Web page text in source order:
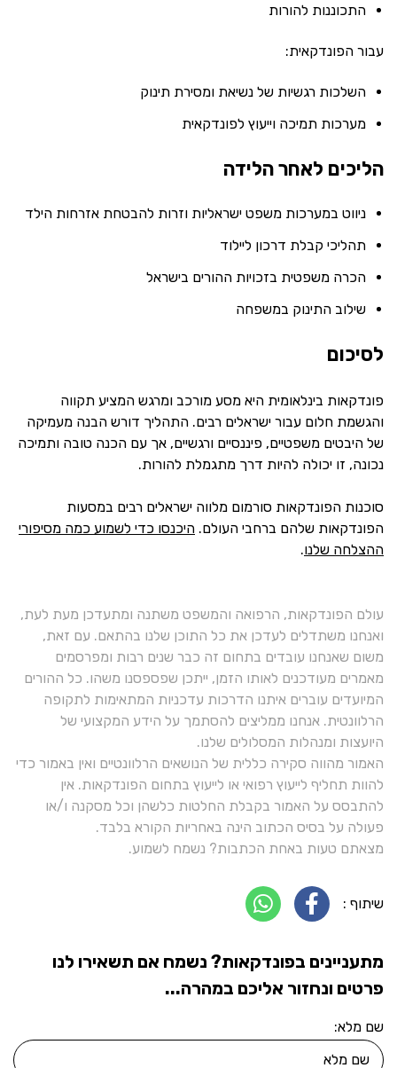
התכוננות להורות
עבור הפונדקאית:
השלכות רגשיות של נשיאת ומסירת תינוק
מערכות תמיכה וייעוץ לפונדקאית
הליכים לאחר הלידה
ניווט במערכות משפט ישראליות וזרות להבטחת אזרחות הילד
תהליכי קבלת דרכון ליילוד
הכרה משפטית בזכויות ההורים בישראל
שילוב התינוק במשפחה
לסיכום
פונדקאות בינלאומית היא מסע מורכב ומרגש המציע תקווה
והגשמת חלום עבור ישראלים רבים. התהליך דורש הבנה מעמיקה
של היבטים משפטיים, פיננסיים ורגשיים, אך עם הכנה טובה ותמיכה
נכונה, זו יכולה להיות דרך מתגמלת להורות.
סוכנות הפונדקאות סורמום מלווה ישראלים רבים במסעות
הפונדקאות שלהם ברחבי העולם. היכנסו כדי לשמוע כמה מסיפורי
ההצלחה שלנו.
עולם הפונדקאות, הרפואה והמשפט משתנה ומתעדכן מעת לעת,
ואנחנו משתדלים לעדכן את כל התוכן שלנו בהתאם. עם זאת,
משום שאנחנו עובדים בתחום זה כבר שנים רבות ומפרסמים
מאמרים מעודכנים לאותו הזמן, ייתכן שפספסנו משהו. כל ההורים
המיועדים עוברים איתנו הדרכות עדכניות המתאימות לתקופה
הרלוונטית. אנחנו ממליצים להסתמך על הידע המקצועי של
היועצות ומנהלות המסלולים שלנו.
האמור מהווה סקירה כללית של הנושאים הרלוונטיים ואין באמור כדי
להוות תחליף לייעוץ רפואי או לייעוץ בתחום הפונדקאות. אין
להתבסס על האמור בקבלת החלטות כלשהן וכל מסקנה ו/או
פעולה על בסיס הכתוב הינה באחריות הקורא בלבד.
מצאתם טעות באחת הכתבות? נשמח לשמוע.
שיתוף :
מתעניינים בפונדקאות? נשמח אם תשאירו לנו
פרטים ונחזור אליכם במהרה...
שם מלא: